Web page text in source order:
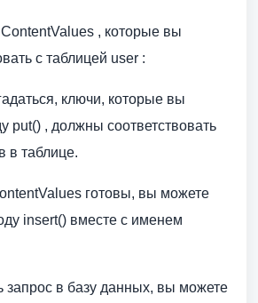
, которые вы
с таблицей user :
ключи, которые вы
put() , должны соответствовать
в таблице.
готовы, вы можете
insert() вместе с именем
запрос в базу данных, вы можете